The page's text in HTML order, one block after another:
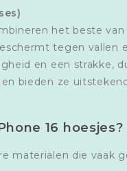
het beste
tegen
en een strakke,
bieden ze
16 hoesjes?
materialen die vaak